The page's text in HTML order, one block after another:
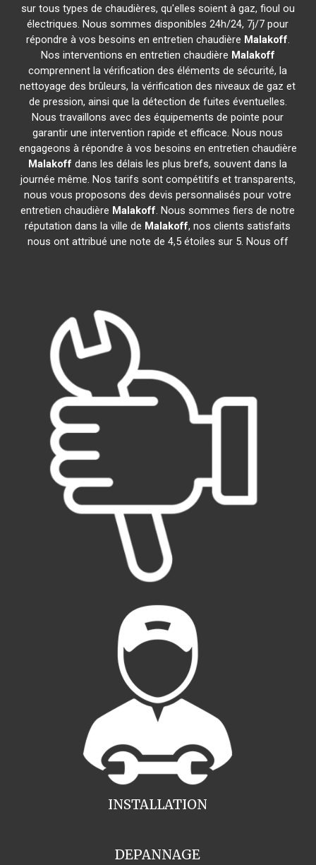
sur tous types de chaudières, qu'elles soient à gaz, fioul ou
électriques. Nous sommes disponibles 24h/24, 7j/7 pour
répondre à vos besoins en entretien chaudière Malakoff.
Nos interventions en entretien chaudière Malakoff
comprennent la vérification des éléments de sécurité, la
nettoyage des brûleurs, la vérification des niveaux de gaz et
de pression, ainsi que la détection de fuites éventuelles.
Nous travaillons avec des équipements de pointe pour
garantir une intervention rapide et efficace. Nous nous
engageons à répondre à vos besoins en entretien chaudière
Malakoff dans les délais les plus brefs, souvent dans la
journée même. Nos tarifs sont compétitifs et transparents,
nous vous proposons des devis personnalisés pour votre
entretien chaudière Malakoff. Nous sommes fiers de notre
réputation dans la ville de Malakoff, nos clients satisfaits
nous ont attribué une note de 4,5 étoiles sur 5. Nous off
INSTALLATION
DEPANNAGE